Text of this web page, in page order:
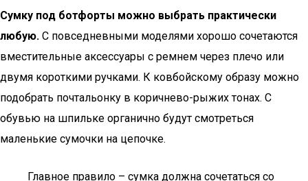
Сумку под ботфорты можно выбрать практически
любую. С повседневными моделями хорошо сочетаются
вместительные аксессуары с ремнем через плечо или
двумя короткими ручками. К ковбойскому образу можно
подобрать почтальонку в коричнево-рыжих тонах. С
обувью на шпильке органично будут смотреться
маленькие сумочки на цепочке.
Главное правило – сумка должна сочетаться со